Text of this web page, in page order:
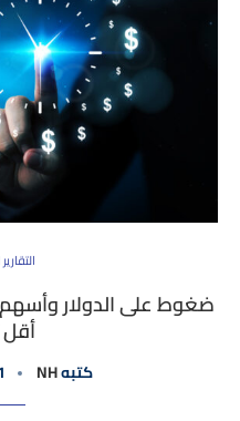
ضغوط على الدولار وأسهم
كتبهNH
11